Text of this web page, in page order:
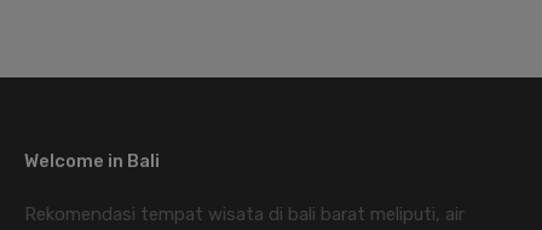
Welcome in Bali
Rekomendasi tempat wisata di bali barat meliputi, air